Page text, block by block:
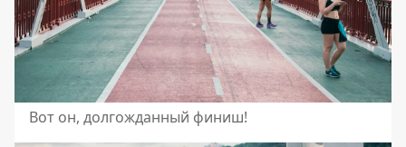
Вот он, долгожданный финиш!